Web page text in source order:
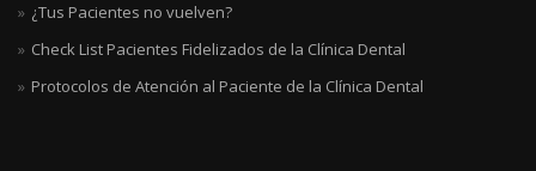
¿Tus Pacientes no vuelven?
Check List Pacientes Fidelizados de la Clínica Dental
Protocolos de Atención al Paciente de la Clínica Dental